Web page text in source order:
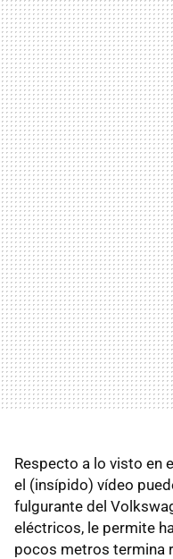
Respecto a lo visto en
el (insípido) vídeo
fulgurante del
eléctricos, le permite
pocos metros termina